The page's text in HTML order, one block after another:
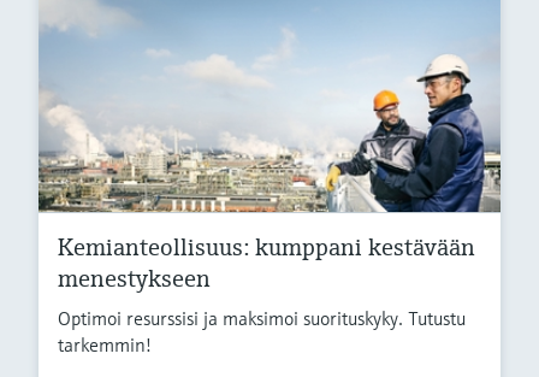
Kemianteollisuus: kumppani kestävään
menestykseen
Optimoi resurssisi ja maksimoi suorituskyky. Tutustu
tarkemmin!